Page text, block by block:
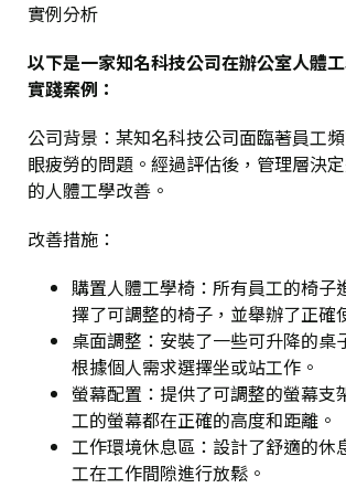
實例分析
以下是一家知名科技公司在辦公室人體
實踐案例：
公司背景 ：某知名科技公司面臨著員工
眼疲勞的問題。經過評估後，管理層決
的人體工學改善。
改善措施 ：
購置人體工學椅 ：所有員工的椅
擇了可調整的椅子，並舉辦了正確
桌面調整 ：安裝了一些可升降的桌
根據個人需求選擇坐或站工作。
螢幕配置 ：提供了可調整的螢幕支
工的螢幕都在正確的高度和距離。
工作環境休息區 ：設計了舒適的休
工在工作間隙進行放鬆。